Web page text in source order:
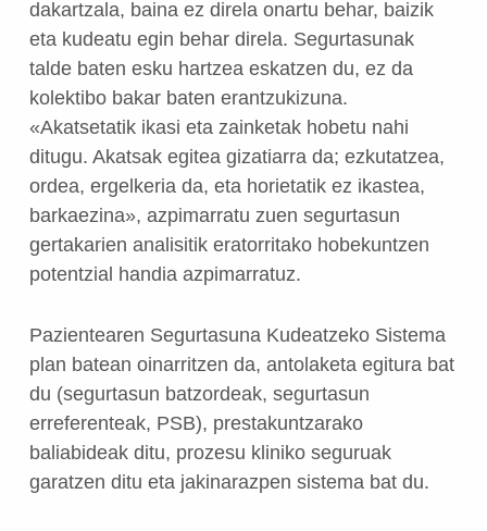
dakartzala, baina ez direla onartu behar, baizik
eta kudeatu egin behar direla. Segurtasunak
talde baten esku hartzea eskatzen du, ez da
kolektibo bakar baten erantzukizuna.
«Akatsetatik ikasi eta zainketak hobetu nahi
ditugu. Akatsak egitea gizatiarra da; ezkutatzea,
ordea, ergelkeria da, eta horietatik ez ikastea,
barkaezina», azpimarratu zuen segurtasun
gertakarien analisitik eratorritako hobekuntzen
potentzial handia azpimarratuz.
Pazientearen Segurtasuna Kudeatzeko Sistema
plan batean oinarritzen da, antolaketa egitura bat
du (segurtasun batzordeak, segurtasun
erreferenteak, PSB), prestakuntzarako
baliabideak ditu, prozesu kliniko seguruak
garatzen ditu eta jakinarazpen sistema bat du.